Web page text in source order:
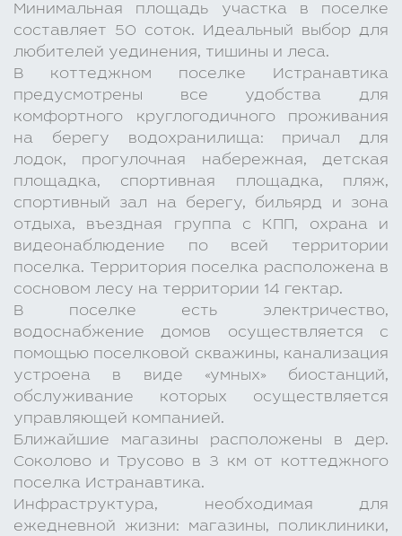
Минимальная площадь участка в поселке
составляет 50 соток. Идеальный выбор для
любителей уединения, тишины и леса.
В коттеджном поселке Истранавтика
предусмотрены все удобства для
комфортного круглогодичного проживания
на берегу водохранилища: причал для
лодок, прогулочная набережная, детская
площадка, спортивная площадка, пляж,
спортивный зал на берегу, бильярд и зона
отдыха, въездная группа с КПП, охрана и
видеонаблюдение по всей территории
поселка. Территория поселка расположена в
сосновом лесу на территории 14 гектар.
В поселке есть электричество,
водоснабжение домов осуществляется с
помощью поселковой скважины, канализация
устроена в виде «умных» биостанций,
обслуживание которых осуществляется
управляющей компанией.
Ближайшие магазины расположены в дер.
Соколово и Трусово в 3 км от коттеджного
поселка Истранавтика.
Инфраструктура, необходимая для
ежедневной жизни: магазины, поликлиники,